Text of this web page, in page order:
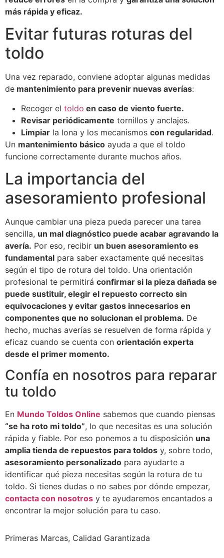
más rápida y eficaz.
Evitar futuras roturas del
toldo
Una vez reparado, conviene adoptar algunas medidas
de mantenimiento para prevenir nuevas averías:
Recoger el toldo en caso de viento fuerte.
Revisar periódicamente tornillos y anclajes.
Limpiar la lona y los mecanismos con regularidad.
Un mantenimiento básico ayuda a que el toldo
funcione correctamente durante muchos años.
La importancia del
asesoramiento profesional
Aunque cambiar una pieza pueda parecer una tarea
sencilla, un mal diagnóstico puede acabar agravando la
avería. Por eso, recibir un buen asesoramiento es
fundamental para saber exactamente qué necesitas
según el tipo de rotura del toldo. Una orientación
profesional te permitirá confirmar si la pieza dañada se
puede sustituir, elegir el repuesto correcto sin
equivocaciones y evitar gastos innecesarios en
componentes que no solucionan el problema. De
hecho, muchas averías se resuelven de forma rápida y
eficaz cuando se cuenta con orientación experta
desde el primer momento.
Confía en nosotros para reparar
tu toldo
En Mundo Toldos Online sabemos que cuando piensas
“se ha roto mi toldo”, lo que necesitas es una solución
rápida y fiable. Por eso ponemos a tu disposición una
amplia tienda de repuestos para toldos y, sobre todo,
asesoramiento personalizado para ayudarte a
identificar qué pieza necesitas según la rotura de tu
toldo. Si tienes dudas o no sabes por dónde empezar,
contacta con nosotros y te ayudaremos encantados a
encontrar la mejor solución para tu caso.
Primeras Marcas, Calidad Garantizada